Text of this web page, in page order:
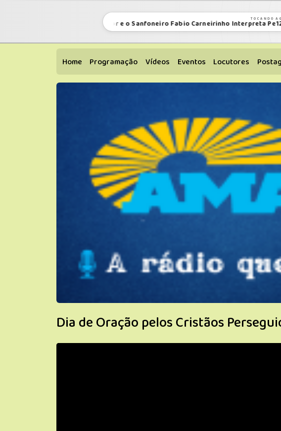
TOCANDO
O Pregador e o Sanfoneiro Fabio Carneirinho Interpreta
Home Programação Vídeos Eventos Locutores
Dia de Oração pelos Cristãos